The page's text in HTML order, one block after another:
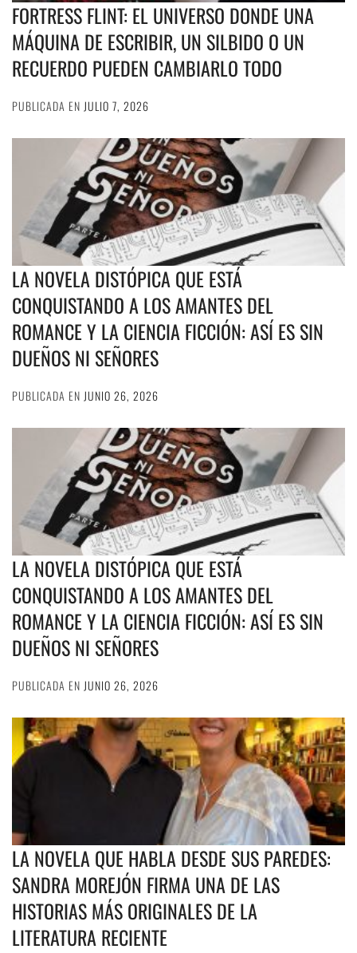
FORTRESS FLINT: EL UNIVERSO DONDE UNA
MÁQUINA DE ESCRIBIR, UN SILBIDO O UN
RECUERDO PUEDEN CAMBIARLO TODO
PUBLICADA EN JULIO 7, 2026
LA NOVELA DISTÓPICA QUE ESTÁ
CONQUISTANDO A LOS AMANTES DEL
ROMANCE Y LA CIENCIA FICCIÓN: ASÍ ES SIN
DUEÑOS NI SEÑORES
PUBLICADA EN JUNIO 26, 2026
LA NOVELA DISTÓPICA QUE ESTÁ
CONQUISTANDO A LOS AMANTES DEL
ROMANCE Y LA CIENCIA FICCIÓN: ASÍ ES SIN
DUEÑOS NI SEÑORES
PUBLICADA EN JUNIO 26, 2026
LA NOVELA QUE HABLA DESDE SUS PAREDES:
SANDRA MOREJÓN FIRMA UNA DE LAS
HISTORIAS MÁS ORIGINALES DE LA
LITERATURA RECIENTE